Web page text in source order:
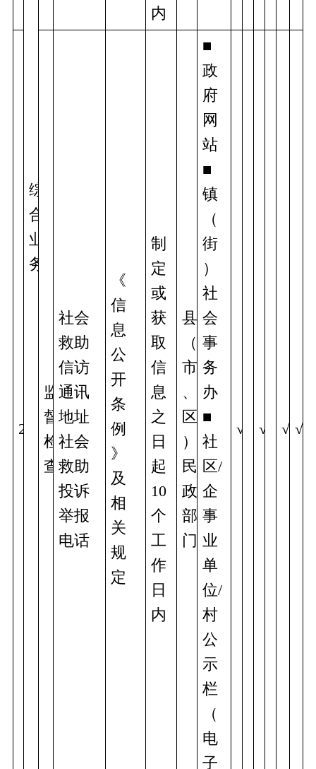
综
合
业
务
内
2
监
督
检
查
社会
救助
信访
通讯
地址
社会
救助
投诉
举报
电话
《
信
息
公
开
条
例
》
及
相
关
规
定
制
定
或
获
取
信
息
之
日
起
10
个
工
作
日
内
县
（
市
、
区
）
民
政
部
门
■
政
府
网
站
■
镇
（
街
）
社
会
事
务
办
■
社
区/
企
事
业
单
位/
村
公
示
栏
（
电
子
√ √ √ √